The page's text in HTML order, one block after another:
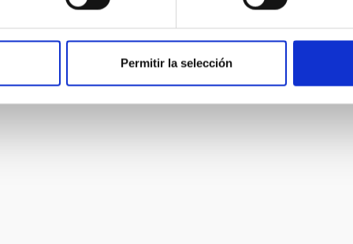
Permitir la selección